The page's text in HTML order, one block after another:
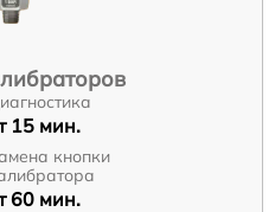
15 мин.
кнопки
60 мин.